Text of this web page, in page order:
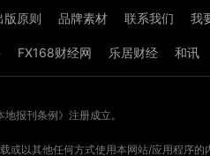
版原则 品牌素材 联系我们 我
FX168财经网 乐居财经 和讯
报刊条例》注册成立。
或以其他任何方式使用本网站/应用程序